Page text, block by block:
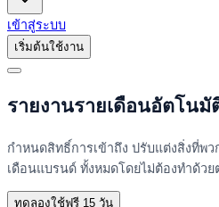
เข้าสู่ระบบ
เริ่มต้นใช้งาน
รายงานรายเดือนอัตโนมั
กำหนดสิทธิ์การเข้าถึง ปรับแต่งสิ่งที่พว
เดือนแบรนด์ ทั้งหมดโดยไม่ต้องทำด้วย
ทดลองใช้ฟรี 15 วัน